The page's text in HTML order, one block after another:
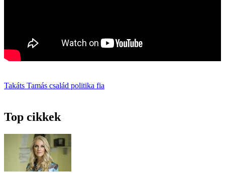
Takáts Tamás család politika fia
Top cikkek